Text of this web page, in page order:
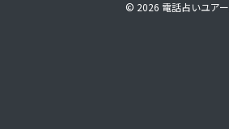
© 2026 電話占いユア